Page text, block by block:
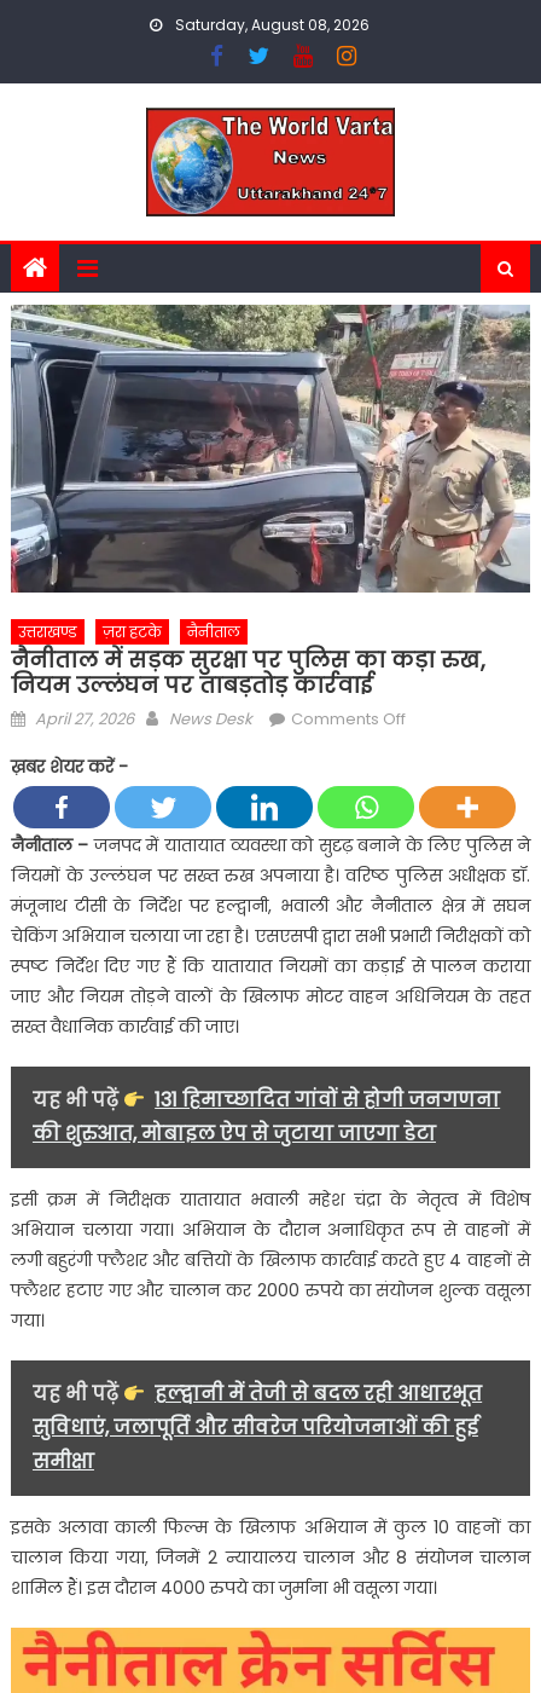
Saturday, August 08, 2026
उत्तराखण्ड ज़रा हटके नैनीताल
नैनीताल में सड़क सुरक्षा पर पुलिस का कड़ा रुख,
नियम उल्लंघन पर ताबड़तोड़ कार्रवाई
Posted
April 27, 2026 Author
News Desk Comments Offon
सड़क
सुरक्षा
पर
पुलिस
का
कड़ा
रुख,
नियम
कार्रवाई
ख़बर शेयर करें -
नैनीताल – जनपद में यातायात व्यवस्था को सुदृढ़ बनाने के लिए पुलिस ने
नियमों के उल्लंघन पर सख्त रुख अपनाया है। वरिष्ठ पुलिस अधीक्षक डॉ.
मंजूनाथ टीसी के निर्देश पर हल्द्वानी, भवाली और नैनीताल क्षेत्र में सघन
चेकिंग अभियान चलाया जा रहा है। एसएसपी द्वारा सभी प्रभारी निरीक्षकों को
स्पष्ट निर्देश दिए गए हैं कि यातायात नियमों का कड़ाई से पालन कराया
जाए और नियम तोड़ने वालों के खिलाफ मोटर वाहन अधिनियम के तहत
सख्त वैधानिक कार्रवाई की जाए।
यह भी पढ़ें
131 हिमाच्छादित गांवों से होगी जनगणना
की शुरुआत, मोबाइल ऐप से जुटाया जाएगा डेटा
इसी क्रम में निरीक्षक यातायात भवाली महेश चंद्रा के नेतृत्व में विशेष
अभियान चलाया गया। अभियान के दौरान अनाधिकृत रूप से वाहनों में
लगी बहुरंगी फ्लैशर और बत्तियों के खिलाफ कार्रवाई करते हुए 4 वाहनों से
फ्लैशर हटाए गए और चालान कर 2000 रुपये का संयोजन शुल्क वसूला
गया।
यह भी पढ़ें
हल्द्वानी में तेजी से बदल रही आधारभूत
सुविधाएं, जलापूर्ति और सीवरेज परियोजनाओं की हुई
समीक्षा
इसके अलावा काली फिल्म के खिलाफ अभियान में कुल 10 वाहनों का
चालान किया गया, जिनमें 2 न्यायालय चालान और 8 संयोजन चालान
शामिल हैं। इस दौरान 4000 रुपये का जुर्माना भी वसूला गया।